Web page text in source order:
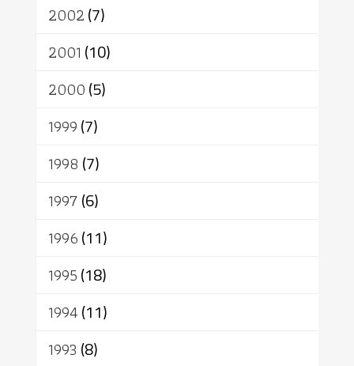
2002(7)
2001 (10)
2000(5)
1999(7)
1998 (7)
1997(6)
1996(11)
1995(18)
1994(11)
1993 (8)